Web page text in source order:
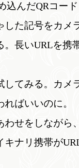
込んだQRコード
た記号をカメ
。長いURLを携
てみる。カメ
ばいいのに。
せをしながら
ナリ携帯が